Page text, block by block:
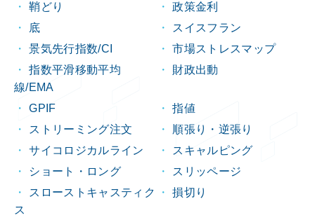
鞘どり
政策金利
底
スイスフラン
景気先行指数/CI
市場ストレスマップ
指数平滑移動平均
線/EMA
財政出動
GPIF
指値
ストリーミング注文
順張り・逆張り
サイコロジカルライン
スキャルピング
ショート・ロング
スリッページ
スローストキャスティク
ス
損切り